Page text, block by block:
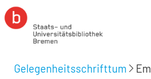
Gelegenheitsschrifttum